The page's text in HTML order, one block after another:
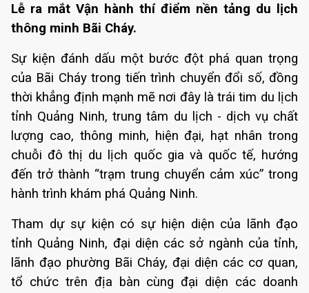
Lễ ra mắt Vận hành thí điểm nền tảng du lịch
thông minh Bãi Cháy.
Sự kiện đánh dấu một bước đột phá quan trọng
của Bãi Cháy trong tiến trình chuyển đổi số, đồng
thời khẳng định mạnh mẽ nơi đây là trái tim du lịch
tỉnh Quảng Ninh, trung tâm du lịch - dịch vụ chất
lượng cao, thông minh, hiện đại, hạt nhân trong
chuỗi đô thị du lịch quốc gia và quốc tế, hướng
đến trở thành “trạm trung chuyển cảm xúc” trong
hành trình khám phá Quảng Ninh.
Tham dự sự kiện có sự hiện diện của lãnh đạo
tỉnh Quảng Ninh, đại diện các sở ngành của tỉnh,
lãnh đạo phường Bãi Cháy, đại diện các cơ quan,
tổ chức trên địa bàn cùng đại diện các doanh